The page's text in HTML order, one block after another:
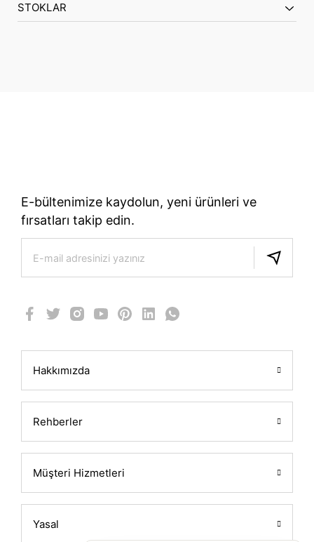
STOKLAR
E-bültenimize kaydolun, yeni ürünleri ve
fırsatları takip edin.
Hakkımızda
Rehberler
Müşteri Hizmetleri
Yasal